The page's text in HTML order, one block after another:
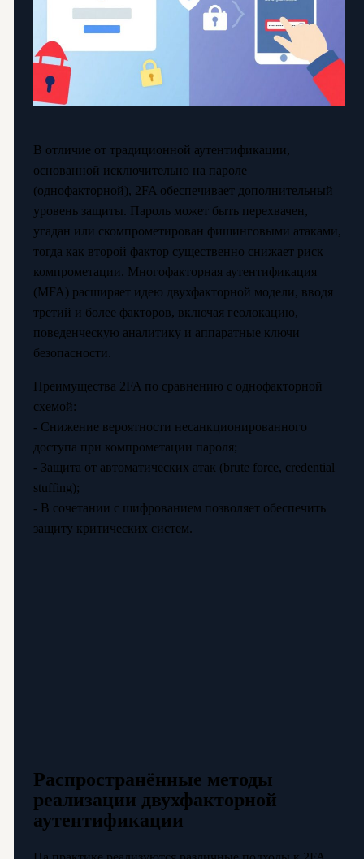
В отличие от традиционной аутентификации,
основанной исключительно на пароле
(однофакторной), 2FA обеспечивает дополнительный
уровень защиты. Пароль может быть перехвачен,
угадан или скомпрометирован фишинговыми атаками,
тогда как второй фактор существенно снижает риск
компрометации. Многофакторная аутентификация
(MFA) расширяет идею двухфакторной модели, вводя
третий и более факторов, включая геолокацию,
поведенческую аналитику и аппаратные ключи
безопасности.
Преимущества 2FA по сравнению с однофакторной
схемой:
- Снижение вероятности несанкционированного
доступа при компрометации пароля;
- Защита от автоматических атак (brute force, credential
stuffing);
- В сочетании с шифрованием позволяет обеспечить
защиту критических систем.
Распространённые методы
реализации двухфакторной
аутентификации